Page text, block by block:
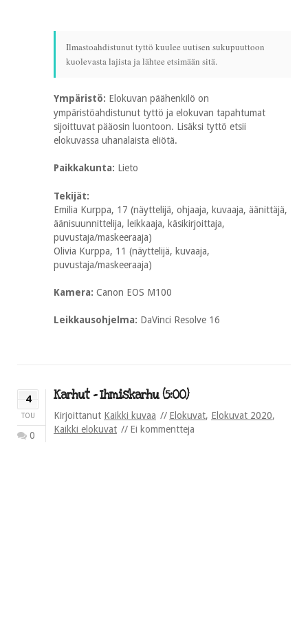
Ilmastoahdistunut tyttö kuulee uutisen sukupuuttoon
kuolevasta lajista ja lähtee etsimään sitä.
Ympäristö: Elokuvan päähenkilö on
ympäristöahdistunut tyttö ja elokuvan tapahtumat
sijoittuvat pääosin luontoon. Lisäksi tyttö etsii
elokuvassa uhanalaista eliötä.
Paikkakunta: Lieto
Tekijät:
Emilia Kurppa, 17 (näyttelijä, ohjaaja, kuvaaja, äänittäjä,
äänisuunnittelija, leikkaaja, käsikirjoittaja,
puvustaja/maskeeraaja)
Olivia Kurppa, 11 (näyttelijä, kuvaaja,
puvustaja/maskeeraaja)
Kamera: Canon EOS M100
Leikkausohjelma: DaVinci Resolve 16
4
TOU
0
Karhut – Ihmiskarhu (5:00)
Kirjoittanut Kaikki kuvaa Elokuvat, Elokuvat 2020,
Kaikki elokuvat
Ei kommentteja